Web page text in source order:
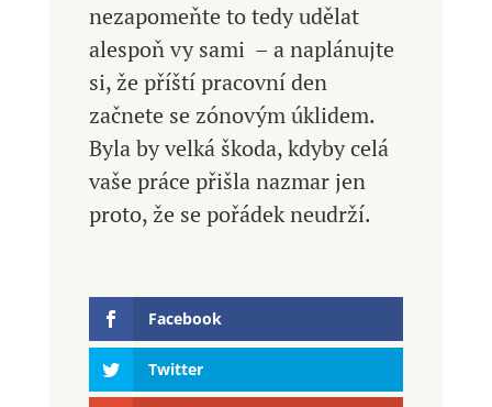
nezapomeňte to tedy udělat
alespoň vy sami – a naplánujte
si, že příští pracovní den
začnete se zónovým úklidem.
Byla by velká škoda, kdyby celá
vaše práce přišla nazmar jen
proto, že se pořádek neudrží.
Facebook
Twitter